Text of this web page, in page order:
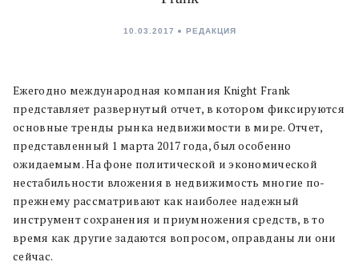
10.03.2017 РЕДАКЦИЯ
Ежегодно международная компания Knight Frank
представляет развернутый отчет, в котором фиксируются
основные тренды рынка недвижимости в мире. Отчет,
представленный 1 марта 2017 года, был особенно
ожидаемым. На фоне политической и экономической
нестабильности вложения в недвижимость многие по-
прежнему рассматривают как наиболее надежный
инструмент сохранения и приумножения средств, в то
время как другие задаются вопросом, оправданы ли они
сейчас.